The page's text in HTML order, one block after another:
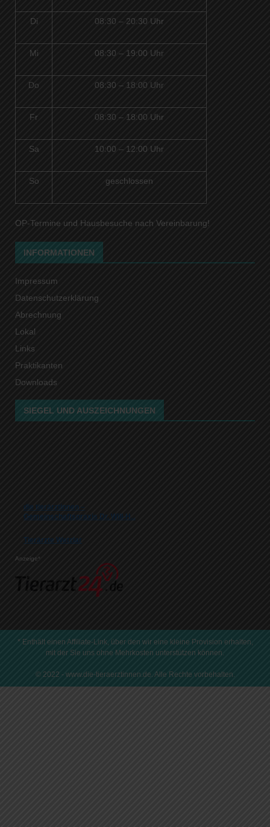
Di 08:30 – 20:30 Uhr
Mi 08:30 – 19:00 Uhr
Do 08:30 – 18:00 Uhr
Fr 08:30 – 18:00 Uhr
Sa 10:00 – 12:00 Uhr
So geschlossen
OP-Termine und Hausbesuche nach Vereinbarung!
INFORMATIONEN
Impressum
Datenschutzerklärung
Abrechnung
Lokal
Links
Praktikanten
Downloads
SIEGEL UND AUSZEICHNUNGEN
die tierärztinnen –
Gemeinschaftspraxis Dr. Will-H…
Tierärzte Wetzlar
Anzeige*
* Enthält einen Affiliate-Link, über den wir eine kleine Provision erhalten,
mit der Sie uns ohne Mehrkosten unterstützen können.
© 2022 - www.die-tieraerztinnen.de. Alle Rechte vorbehalten.